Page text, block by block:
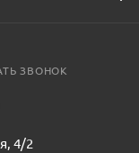
ЗВОНОК
4/2